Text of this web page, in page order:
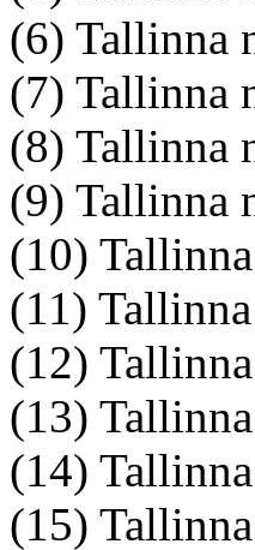
(6) Tallinna
(7) Tallinna
(8) Tallinna
(9) Tallinna
(10)
(11)
(12)
(13)
(14)
(15)